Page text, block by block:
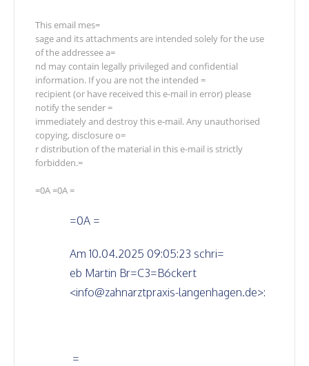
This email mes=
sage and its attachments are intended solely for the use
of the addressee a=
nd may contain legally privileged and confidential
information. If you are not the intended =
recipient (or have received this e-mail in error) please
notify the sender =
immediately and destroy this e-mail. Any unauthorised
copying, disclosure o=
r distribution of the material in this e-mail is strictly
forbidden.=
=0A =0A =
=0A =
Am 10.04.2025 09:05:23 schri=
eb Martin Br=C3=B6ckert
<info@zahnarztpraxis-langenhagen.de>:
=